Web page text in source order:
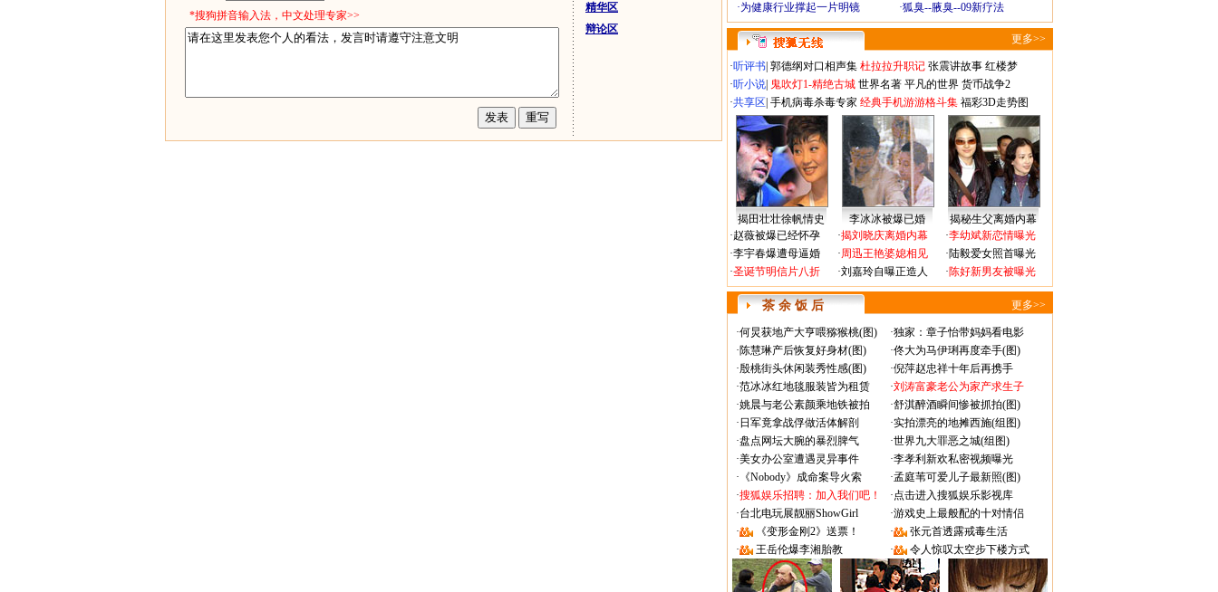
*搜狗拼音输入法，中文处理专家>>
精华区
辩论区
·为健康行业撑起一片明镜 ·狐臭--腋臭--09新疗法
更多>>
·听评书 郭德纲对口相声集 杜拉拉升职记 张震讲故事 红楼梦
·听小说 鬼吹灯1-精绝古城 世界名著 平凡的世界 货币战争2
·共享区 手机病毒杀毒专家 经典手机游游格斗集 福彩3D走势图
揭田壮壮徐帆情史 李冰冰被爆已婚
揭秘生父离婚内幕
·赵薇被爆已经怀孕
·李宇春爆遭母逼婚
·圣诞节明信片八折
·揭刘晓庆离婚内幕
·周迅王艳婆媳相见
·刘嘉玲自曝正造人
·李幼斌新恋情曝光
·陆毅爱女照首曝光
·陈好新男友被曝光
茶 余 饭 后 更多>>
·何炅获地产大亨喂猕猴桃(图) ·独家：章子怡带妈妈看电影
·陈慧琳产后恢复好身材(图) ·佟大为马伊琍再度牵手(图)
·殷桃街头休闲装秀性感(图) ·倪萍赵忠祥十年后再携手
·范冰冰红地毯服装皆为租赁 ·刘涛富豪老公为家产求生子
·姚晨与老公素颜乘地铁被拍 ·舒淇醉酒瞬间惨被抓拍(图)
· 日军竟拿战俘做活体解剖 ·实拍漂亮的地摊西施(组图)
·盘点网坛大腕的暴烈脾气 ·世界九大罪恶之城(组图)
·美女办公室遭遇灵异事件 ·李孝利新欢私密视频曝光
· 《Nobody》成命案导火索 ·孟庭苇可爱儿子最新照(图)
·搜狐娱乐招聘：加入我们吧！ ·点击进入搜狐娱乐影视库
·台北电玩展靓丽ShowGirl ·游戏史上最般配的十对情侣
·
《变形金刚2》送票！ ·
张元首透露戒毒生活
·
王岳伦爆李湘胎教 · 令人惊叹太空步下楼方式